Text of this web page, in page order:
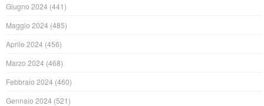
Giugno 2024 (441)
Maggio 2024 (485)
Aprile 2024 (456)
Marzo 2024 (468)
Febbraio 2024 (460)
Gennaio 2024 (521)